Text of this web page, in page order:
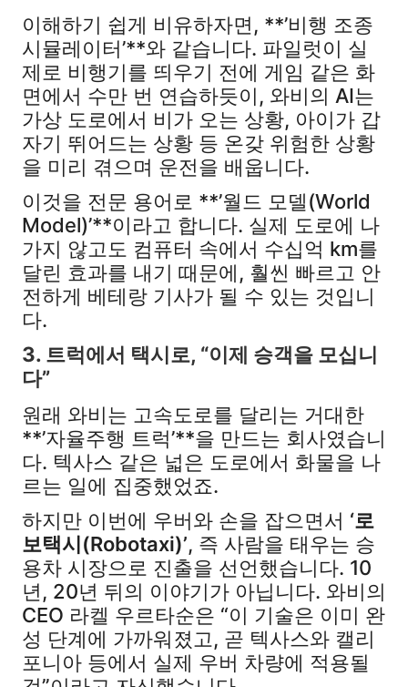
이해하기 쉽게 비유하자면, **’비행 조종
시뮬레이터’**와 같습니다. 파일럿이 실
제로 비행기를 띄우기 전에 게임 같은 화
면에서 수만 번 연습하듯이, 와비의 AI는
가상 도로에서 비가 오는 상황, 아이가 갑
자기 뛰어드는 상황 등 온갖 위험한 상황
을 미리 겪으며 운전을 배웁니다.
이것을 전문 용어로 **’월드 모델(World
Model)’**이라고 합니다. 실제 도로에 나
가지 않고도 컴퓨터 속에서 수십억 km를
달린 효과를 내기 때문에, 훨씬 빠르고 안
전하게 베테랑 기사가 될 수 있는 것입니
다.
3. 트럭에서 택시로, “이제 승객을 모십니
다”
원래 와비는 고속도로를 달리는 거대한
**’자율주행 트럭’**을 만드는 회사였습니
다. 텍사스 같은 넓은 도로에서 화물을 나
르는 일에 집중했었죠.
하지만 이번에 우버와 손을 잡으면서 ‘로
보택시(Robotaxi)’, 즉 사람을 태우는 승
용차 시장으로 진출을 선언했습니다. 10
년, 20년 뒤의 이야기가 아닙니다. 와비의
CEO 라켈 우르타순은 “이 기술은 이미 완
성 단계에 가까워졌고, 곧 텍사스와 캘리
포니아 등에서 실제 우버 차량에 적용될